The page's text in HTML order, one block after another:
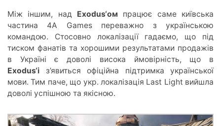
Між іншим, над Exodus‘ом працює саме київська
частина 4A Games переважно з українською
командою. Стосовно локалізації гадаємо, що під
тиском фанатів та хорошими результатами продажів
в Україні є доволі висока ймовірність, що в
Exodus‘і з’явиться офіційна підтримка української
мови. Тим паче, що укр. локалізація Last Light вийшла
доволі успішною та якісною.